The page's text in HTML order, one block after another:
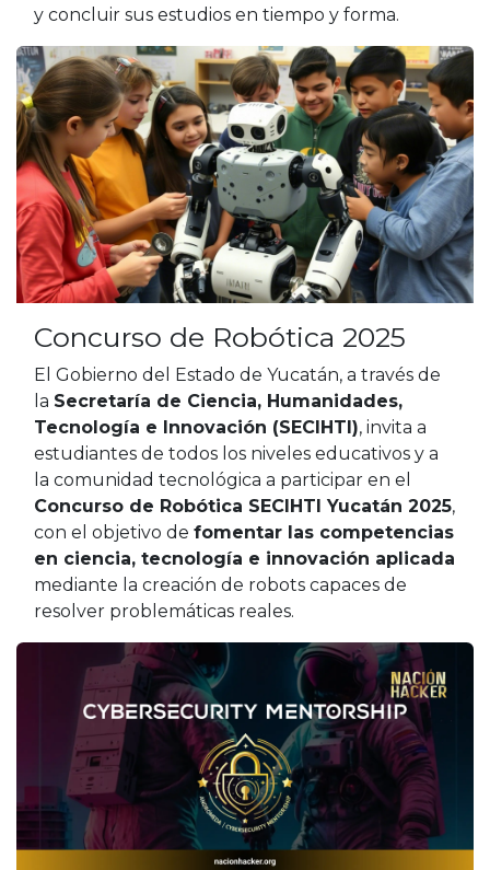
y concluir sus estudios en tiempo y forma.
Concurso de Robótica 2025
El Gobierno del Estado de Yucatán, a través de
la Secretaría de Ciencia, Humanidades,
Tecnología e Innovación (SECIHTI), invita a
estudiantes de todos los niveles educativos y a
la comunidad tecnológica a participar en el
Concurso de Robótica SECIHTI Yucatán 2025,
con el objetivo de fomentar las competencias
en ciencia, tecnología e innovación aplicada
mediante la creación de robots capaces de
resolver problemáticas reales.